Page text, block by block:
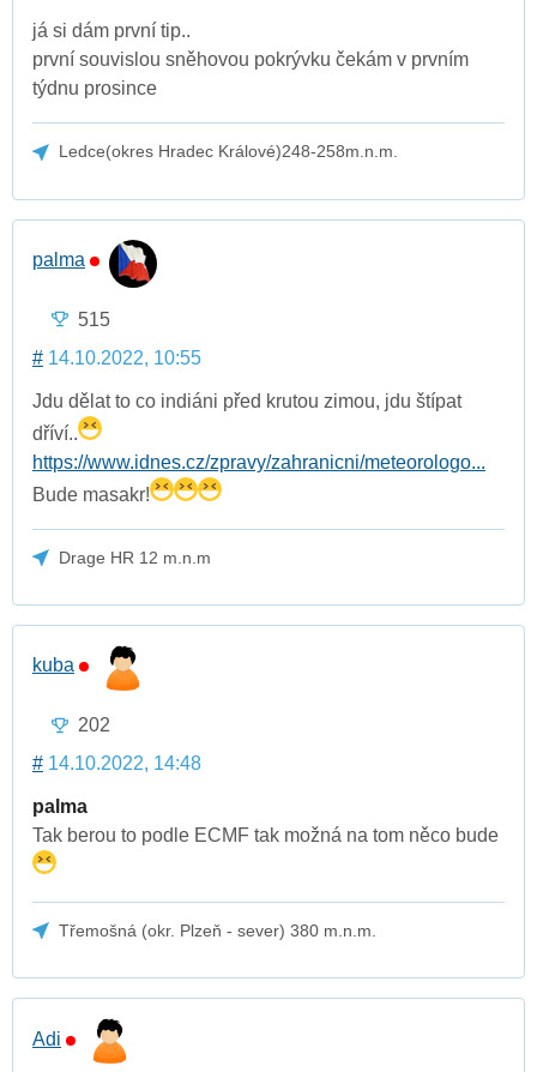
já si dám první tip..
první souvislou sněhovou pokrývku čekám v prvním
týdnu prosince
Ledce(okres Hradec Králové)248-258m.n.m.
palma
515
# 14.10.2022, 10:55
Jdu dělat to co indiáni před krutou zimou, jdu štípat
dříví..
https://www.idnes.cz/zpravy/zahranicni/meteorologo...
Bude masakr!
Drage HR 12 m.n.m
kuba
202
# 14.10.2022, 14:48
palma
Tak berou to podle ECMF tak možná na tom něco bude
Třemošná (okr. Plzeň - sever) 380 m.n.m.
Adi